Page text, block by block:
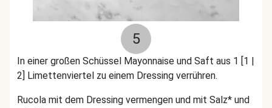
5
In einer großen Schüssel Mayonnaise und Saft aus 1 [1 |
2] Limettenviertel zu einem Dressing verrühren.
Rucola mit dem Dressing vermengen und mit Salz* und